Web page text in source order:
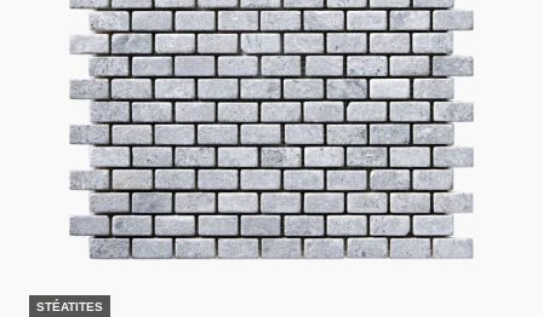
STÉATITES